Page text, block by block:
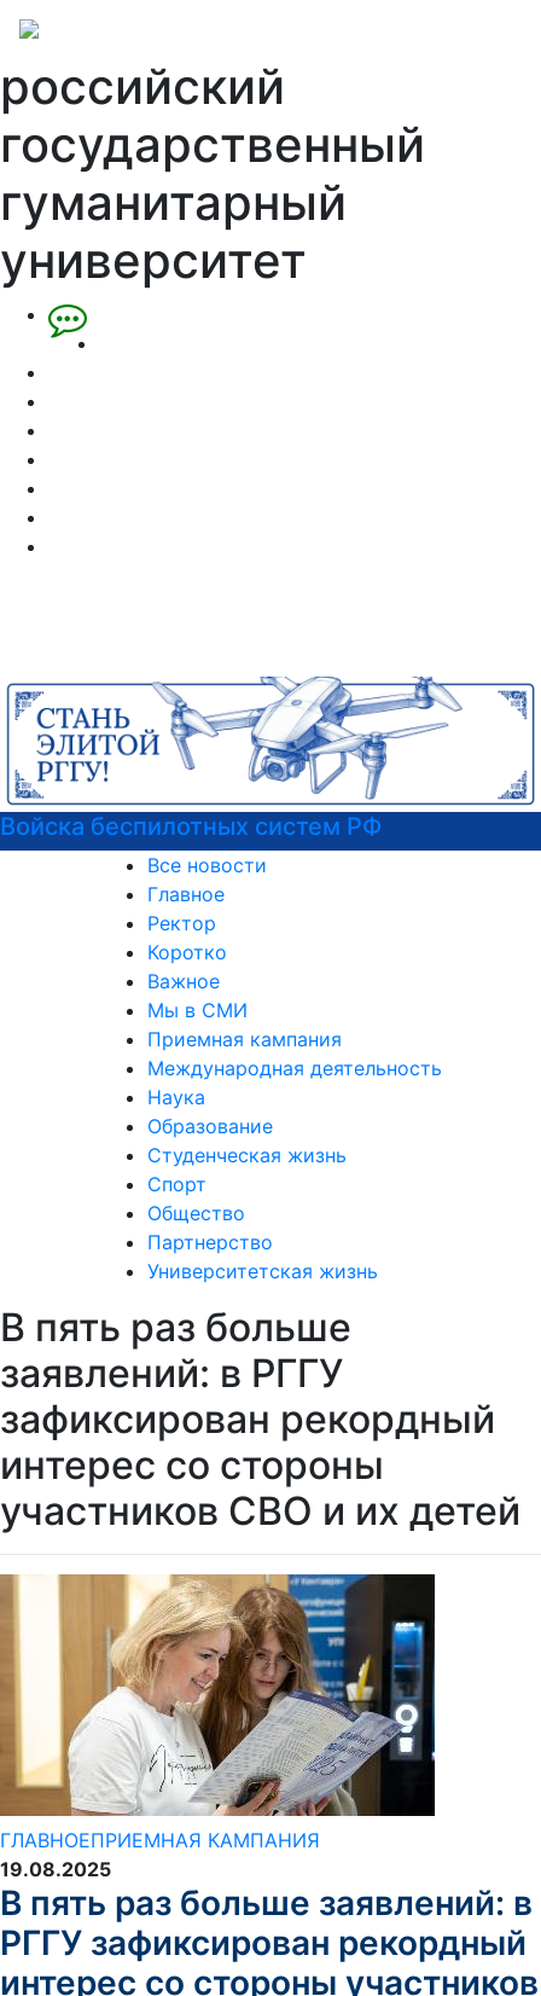
российский
государственный
гуманитарный
университет
Войска беспилотных систем РФ
Все новости
Главное
Ректор
Коротко
Важное
Мы в СМИ
Приемная кампания
Международная деятельность
Наука
Образование
Студенческая жизнь
Спорт
Общество
Партнерство
Университетская жизнь
В пять раз больше
заявлений: в РГГУ
зафиксирован рекордный
интерес со стороны
участников СВО и их детей
ГЛАВНОЕПРИЕМНАЯ КАМПАНИЯ
19.08.2025
В пять раз больше заявлений: в
РГГУ зафиксирован рекордный
интерес со стороны участников